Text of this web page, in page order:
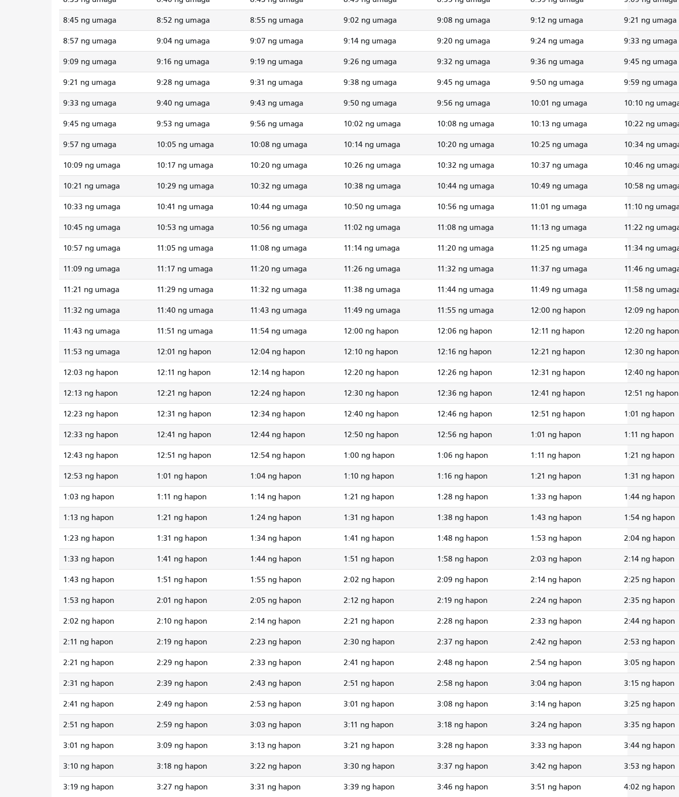
8:45 ng umaga 8:52 ng umaga 8:55 ng umaga 9:02 ng umaga 9:08 ng umaga 9:12 ng umaga 9:21 ng umaga
8:57 ng umaga 9:04 ng umaga 9:07 ng umaga 9:14 ng umaga 9:20 ng umaga 9:24 ng umaga 9:33 ng umaga
9:09 ng umaga 9:16 ng umaga 9:19 ng umaga 9:26 ng umaga 9:32 ng umaga 9:36 ng umaga 9:45 ng umaga
9:21 ng umaga 9:28 ng umaga 9:31 ng umaga 9:38 ng umaga 9:45 ng umaga 9:50 ng umaga 9:59 ng umaga
9:33 ng umaga 9:40 ng umaga 9:43 ng umaga 9:50 ng umaga 9:56 ng umaga 10:01 ng umaga 10:10 ng
9:45 ng umaga 9:53 ng umaga 9:56 ng umaga 10:02 ng umaga 10:08 ng umaga 10:13 ng umaga 10:22 ng
9:57 ng umaga 10:05 ng umaga 10:08 ng umaga 10:14 ng umaga 10:20 ng umaga 10:25 ng umaga 10:34 ng
10:09 ng umaga 10:17 ng umaga 10:20 ng umaga 10:26 ng umaga 10:32 ng umaga 10:37 ng umaga 10:46 ng
10:21 ng umaga 10:29 ng umaga 10:32 ng umaga 10:38 ng umaga 10:44 ng umaga 10:49 ng umaga 10:58 ng
10:33 ng umaga 10:41 ng umaga 10:44 ng umaga 10:50 ng umaga 10:56 ng umaga 11:01 ng umaga 11:10 ng
10:45 ng umaga 10:53 ng umaga 10:56 ng umaga 11:02 ng umaga 11:08 ng umaga 11:13 ng umaga 11:22 ng
10:57 ng umaga 11:05 ng umaga 11:08 ng umaga 11:14 ng umaga 11:20 ng umaga 11:25 ng umaga 11:34 ng
11:09 ng umaga 11:17 ng umaga 11:20 ng umaga 11:26 ng umaga 11:32 ng umaga 11:37 ng umaga 11:46 ng
11:21 ng umaga 11:29 ng umaga 11:32 ng umaga 11:38 ng umaga 11:44 ng umaga 11:49 ng umaga 11:58 ng
11:32 ng umaga 11:40 ng umaga 11:43 ng umaga 11:49 ng umaga 11:55 ng umaga 12:00 ng hapon 12:09 ng hapon
11:43 ng umaga 11:51 ng umaga 11:54 ng umaga 12:00 ng hapon 12:06 ng hapon 12:11 ng hapon 12:20 ng hapon
11:53 ng umaga 12:01 ng hapon 12:04 ng hapon 12:10 ng hapon 12:16 ng hapon 12:21 ng hapon 12:30 ng hapon
12:03 ng hapon 12:11 ng hapon 12:14 ng hapon 12:20 ng hapon 12:26 ng hapon 12:31 ng hapon 12:40 ng hapon
12:13 ng hapon 12:21 ng hapon 12:24 ng hapon 12:30 ng hapon 12:36 ng hapon 12:41 ng hapon 12:51 ng hapon
12:23 ng hapon 12:31 ng hapon 12:34 ng hapon 12:40 ng hapon 12:46 ng hapon 12:51 ng hapon 1:01 ng hapon
12:33 ng hapon 12:41 ng hapon 12:44 ng hapon 12:50 ng hapon 12:56 ng hapon 1:01 ng hapon 1:11 ng hapon
12:43 ng hapon 12:51 ng hapon 12:54 ng hapon 1:00 ng hapon 1:06 ng hapon 1:11 ng hapon 1:21 ng hapon
12:53 ng hapon 1:01 ng hapon 1:04 ng hapon 1:10 ng hapon 1:16 ng hapon 1:21 ng hapon 1:31 ng hapon
1:03 ng hapon 1:11 ng hapon 1:14 ng hapon 1:21 ng hapon 1:28 ng hapon 1:33 ng hapon 1:44 ng hapon
1:13 ng hapon 1:21 ng hapon 1:24 ng hapon 1:31 ng hapon 1:38 ng hapon 1:43 ng hapon 1:54 ng hapon
1:23 ng hapon 1:31 ng hapon 1:34 ng hapon 1:41 ng hapon 1:48 ng hapon 1:53 ng hapon 2:04 ng hapon
1:33 ng hapon 1:41 ng hapon 1:44 ng hapon 1:51 ng hapon 1:58 ng hapon 2:03 ng hapon 2:14 ng hapon
1:43 ng hapon 1:51 ng hapon 1:55 ng hapon 2:02 ng hapon 2:09 ng hapon 2:14 ng hapon 2:25 ng hapon
1:53 ng hapon 2:01 ng hapon 2:05 ng hapon 2:12 ng hapon 2:19 ng hapon 2:24 ng hapon 2:35 ng hapon
2:02 ng hapon 2:10 ng hapon 2:14 ng hapon 2:21 ng hapon 2:28 ng hapon 2:33 ng hapon 2:44 ng hapon
2:11 ng hapon 2:19 ng hapon 2:23 ng hapon 2:30 ng hapon 2:37 ng hapon 2:42 ng hapon 2:53 ng hapon
2:21 ng hapon 2:29 ng hapon 2:33 ng hapon 2:41 ng hapon 2:48 ng hapon 2:54 ng hapon 3:05 ng hapon
2:31 ng hapon 2:39 ng hapon 2:43 ng hapon 2:51 ng hapon 2:58 ng hapon 3:04 ng hapon 3:15 ng hapon
2:41 ng hapon 2:49 ng hapon 2:53 ng hapon 3:01 ng hapon 3:08 ng hapon 3:14 ng hapon 3:25 ng hapon
2:51 ng hapon 2:59 ng hapon 3:03 ng hapon 3:11 ng hapon 3:18 ng hapon 3:24 ng hapon 3:35 ng hapon
3:01 ng hapon 3:09 ng hapon 3:13 ng hapon 3:21 ng hapon 3:28 ng hapon 3:33 ng hapon 3:44 ng hapon
3:10 ng hapon 3:18 ng hapon 3:22 ng hapon 3:30 ng hapon 3:37 ng hapon 3:42 ng hapon 3:53 ng hapon
3:19 ng hapon 3:27 ng hapon 3:31 ng hapon 3:39 ng hapon 3:46 ng hapon 3:51 ng hapon 4:02 ng hapon